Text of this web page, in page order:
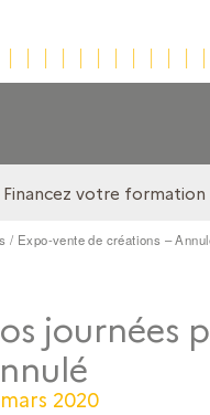
Financez votre formation
/ Expo-vente de créations –
journées
2020